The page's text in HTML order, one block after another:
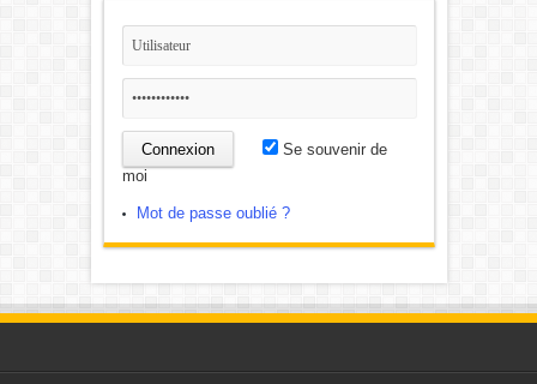
Se souvenir de
moi
Mot de passe oublié ?